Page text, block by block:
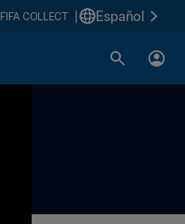
FIFA COLLECT Español